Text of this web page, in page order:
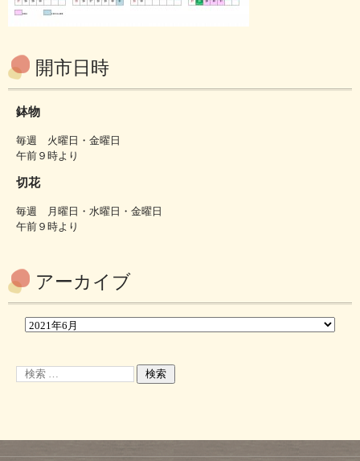
開市日時
鉢物
毎週 火曜日・金曜日
午前９時より
切花
毎週 月曜日・水曜日・金曜日
午前９時より
アーカイブ